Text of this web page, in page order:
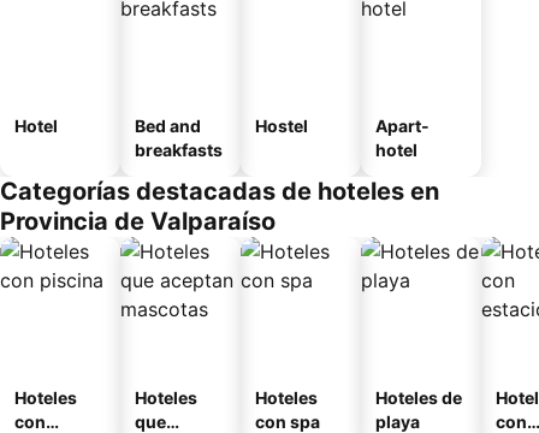
Hotel
Bed and
breakfasts
Hostel
Apart-
hotel
Categorías destacadas de hoteles en
Provincia de Valparaíso
Hoteles
con
Hoteles
que
Hoteles
con spa
Hoteles de
playa
con